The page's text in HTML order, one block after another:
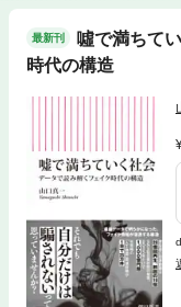
最新刊
噓で満ちて
時代の構造